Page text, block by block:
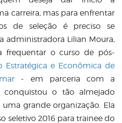
carreira, mas para enfrentar
de seleção é preciso se
administradora Lilian Moura,
frequentar o curso de pós-
Estratégica e Econômica de
- em parceria com a
o tão almejado
grande organização. Ela
seletivo 2016 para trainee do